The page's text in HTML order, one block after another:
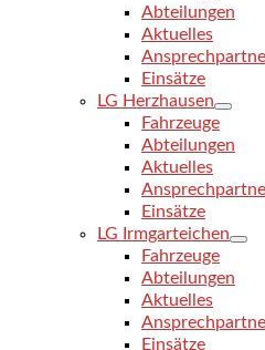
Abteilungen
Aktuelles
Einsätze
LG Herzhausen
Fahrzeuge
Abteilungen
Aktuelles
Einsätze
LG Irmgarteichen
Fahrzeuge
Abteilungen
Aktuelles
Einsätze